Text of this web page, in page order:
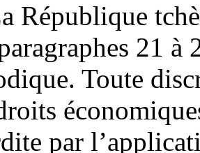
République
21 à
Toute
par